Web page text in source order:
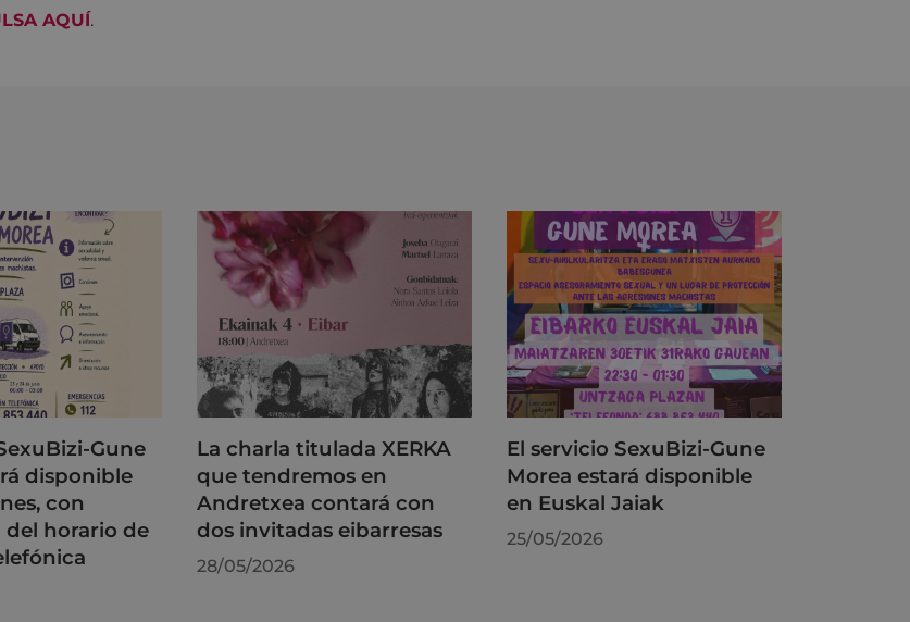
AQUÍ.
Gune
disponible
con
horario de
La charla titulada XERKA
que tendremos en
Andretxea contará con
dos invitadas eibarresas
28/05/2026
El servicio SexuBizi-Gune
Morea estará disponible
en Euskal Jaiak
25/05/2026